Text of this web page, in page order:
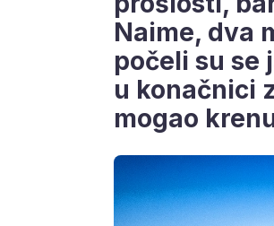
Naime, dva
počeli su
u konačnici
mogao